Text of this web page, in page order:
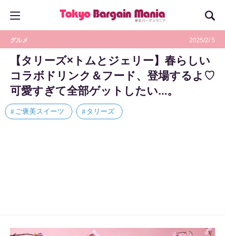
グルメ 2025/2/ 5
【タリーズ×トムとジェリー】春らしい
コラボドリンク＆フード、登場するよ♡
可愛すぎて全部ゲットしたい...。
ご褒美スイーツ タリーズ